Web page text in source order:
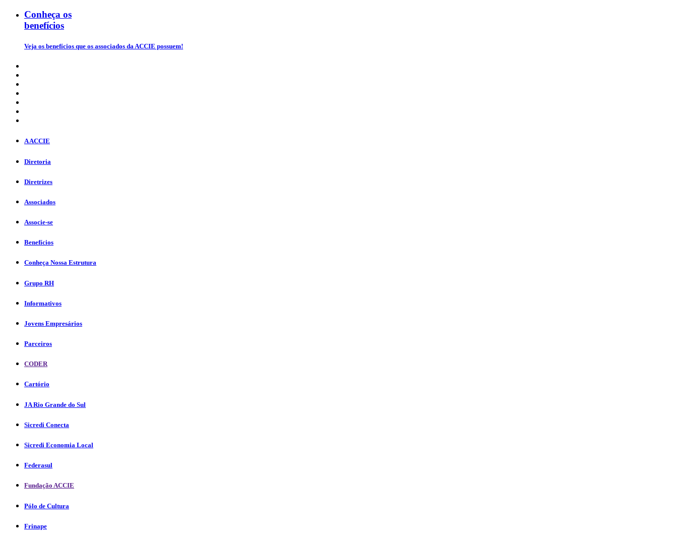
Conheça os
benefícios
Veja os benefícios que os associados da ACCIE possuem!
A ACCIE
Diretoria
Diretrizes
Associados
Associe-se
Benefícios
Conheça Nossa Estrutura
Grupo RH
Informativos
Jovens Empresários
Parceiros
CODER
Cartório
JA Rio Grande do Sul
Sicredi Conecta
Sicredi Economia Local
Federasul
Fundação ACCIE
Pólo de Cultura
Frinape